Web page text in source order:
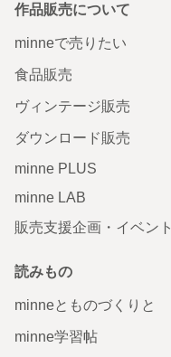
作品販売について
minneで売りたい
食品販売
ヴィンテージ販売
ダウンロード販売
minne PLUS
minne LAB
販売支援企画・イベント
読みもの
minneとものづくりと
minne学習帖